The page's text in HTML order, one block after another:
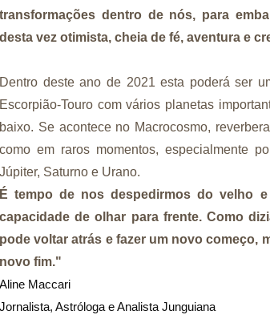
transformações dentro de nós, para
desta vez otimista, cheia de fé, aventura e
Dentro deste ano de 2021 esta poderá ser
Escorpião-Touro com vários planetas
baixo. Se acontece no Macrocosmo,
como em raros momentos, especialmente
Júpiter, Saturno e Urano.
É tempo de nos despedirmos do velho
capacidade de olhar para frente. Como
pode voltar atrás e fazer um novo começo,
novo fim."
Aline Maccari
Jornalista, Astróloga e Analista Junguiana